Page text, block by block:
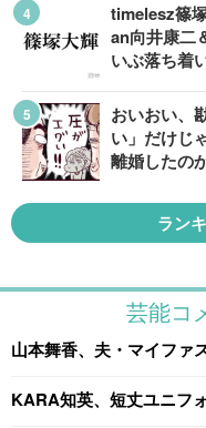
timelesz篠
an向井康二
いぶ落ち着
おいおい、
い」だけじ
離婚したの
ラン